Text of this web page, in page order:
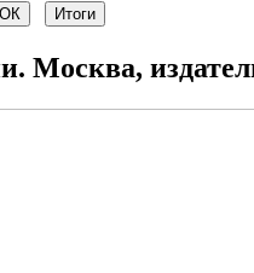
Москва,